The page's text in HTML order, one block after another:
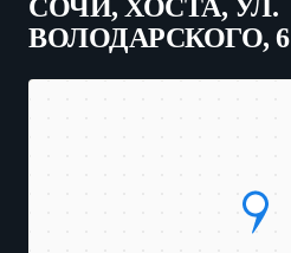
СОЧИ, ХОСТА, УЛ.
ВОЛОДАРСКОГО, 6